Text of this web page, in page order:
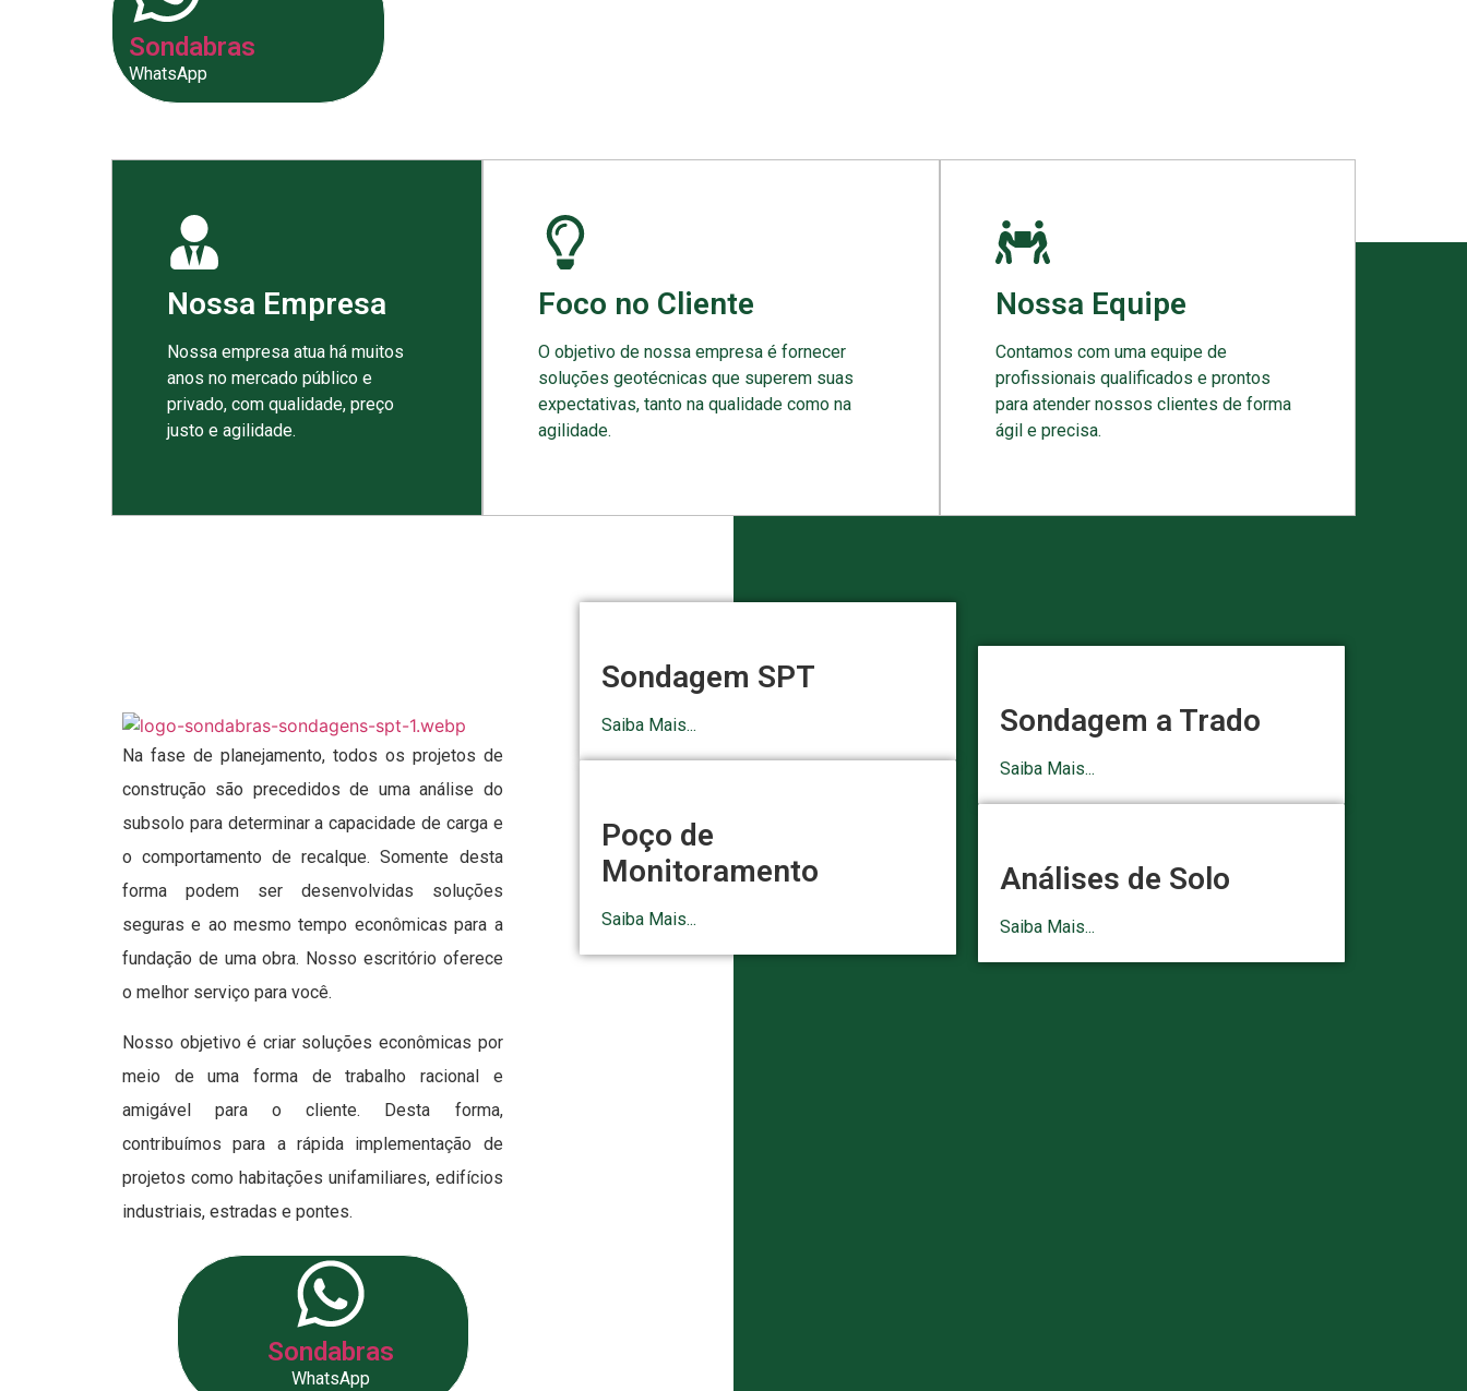
Sondabras
WhatsApp
Nossa Empresa
Nossa empresa atua há muitos
anos no mercado público e
privado, com qualidade, preço
justo e agilidade.
Foco no Cliente
O objetivo de nossa empresa é fornecer
soluções geotécnicas que superem suas
expectativas, tanto na qualidade como na
agilidade.
Nossa Equipe
Contamos com uma equipe de
profissionais qualificados e prontos
para atender nossos clientes de forma
ágil e precisa.
Na fase de planejamento, todos os projetos de
construção são precedidos de uma análise do
subsolo para determinar a capacidade de carga e
o comportamento de recalque. Somente desta
forma podem ser desenvolvidas soluções
seguras e ao mesmo tempo econômicas para a
fundação de uma obra. Nosso escritório oferece
o melhor serviço para você.
Nosso objetivo é criar soluções econômicas por
meio de uma forma de trabalho racional e
amigável para o cliente. Desta forma,
contribuímos para a rápida implementação de
projetos como habitações unifamiliares, edifícios
industriais, estradas e pontes.
Sondabras
WhatsApp
Sondagem SPT
Saiba Mais...
Poço de
Monitoramento
Saiba Mais...
Sondagem a Trado
Saiba Mais...
Análises de Solo
Saiba Mais...